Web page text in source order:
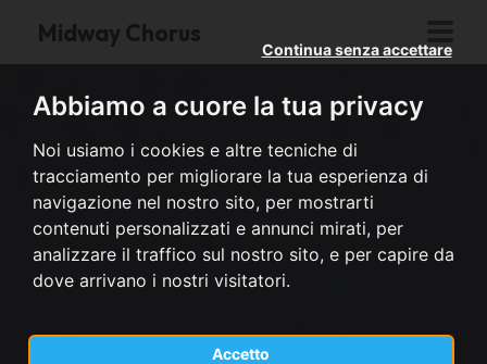
Abbiamo a cuore la tua privacy
Noi usiamo i cookies e altre tecniche di
tracciamento per migliorare la tua esperienza di
navigazione nel nostro sito, per mostrarti
contenuti personalizzati e annunci mirati, per
analizzare il traffico sul nostro sito, e per capire da
dove arrivano i nostri visitatori.
Accetto
Continua senza accettare
Midway Chorus